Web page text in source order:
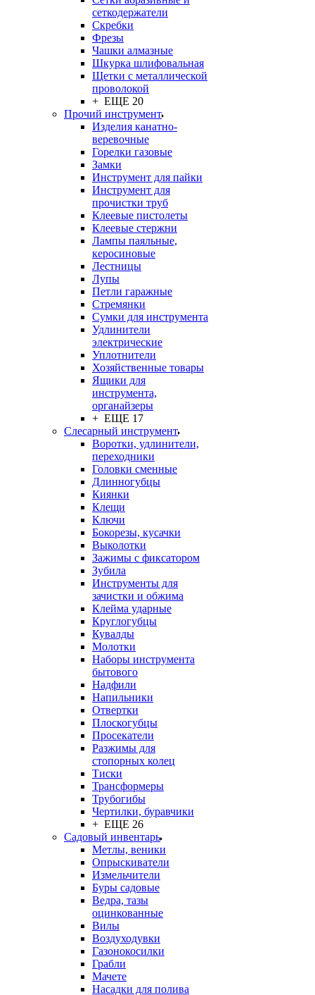
сеткодержатели
Скребки
Фрезы
Чашки алмазные
Шкурка шлифовальная
Щетки с металлической
проволокой
+ ЕЩЕ 20
Прочий инструмент
Изделия канатно-
веревочные
Горелки газовые
Замки
Инструмент для пайки
Инструмент для
прочистки труб
Клеевые пистолеты
Клеевые стержни
Лампы паяльные,
керосиновые
Лестницы
Лупы
Петли гаражные
Стремянки
Сумки для инструмента
Удлинители
электрические
Уплотнители
Хозяйственные товары
Ящики для
инструмента,
органайзеры
+ ЕЩЕ 17
Слесарный инструмент
Воротки, удлинители,
переходники
Головки сменные
Длинногубцы
Киянки
Клещи
Ключи
Бокорезы, кусачки
Выколотки
Зажимы с фиксатором
Зубила
Инструменты для
зачистки и обжима
Клейма ударные
Круглогубцы
Кувалды
Молотки
Наборы инструмента
бытового
Надфили
Напильники
Отвертки
Плоскогубцы
Просекатели
Разжимы для
стопорных колец
Тиски
Трансформеры
Трубогибы
Чертилки, буравчики
+ ЕЩЕ 26
Садовый инвентарь
Метлы, веники
Опрыскиватели
Измельчители
Буры садовые
Ведра, тазы
оцинкованные
Вилы
Воздуходувки
Газонокосилки
Грабли
Мачете
Насадки для полива